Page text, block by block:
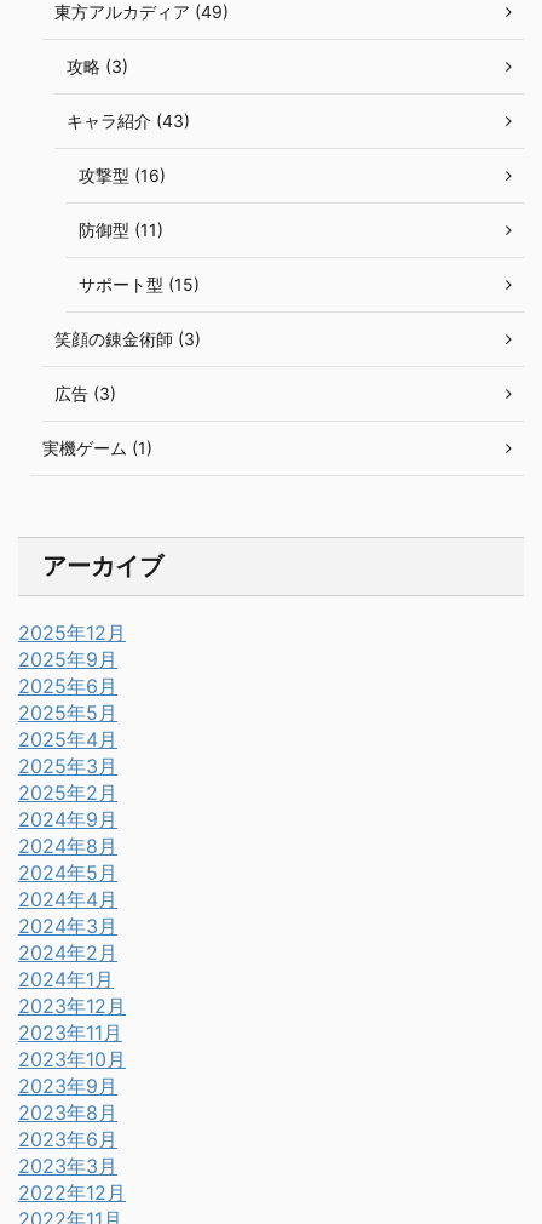
東方アルカディア (49)
攻略 (3)
キャラ紹介 (43)
攻撃型 (16)
防御型 (11)
サポート型 (15)
笑顔の錬金術師 (3)
広告 (3)
実機ゲーム (1)
アーカイブ
2025年12月
2025年9月
2025年6月
2025年5月
2025年4月
2025年3月
2025年2月
2024年9月
2024年8月
2024年5月
2024年4月
2024年3月
2024年2月
2024年1月
2023年12月
2023年11月
2023年10月
2023年9月
2023年8月
2023年6月
2023年3月
2022年12月
2022年11月